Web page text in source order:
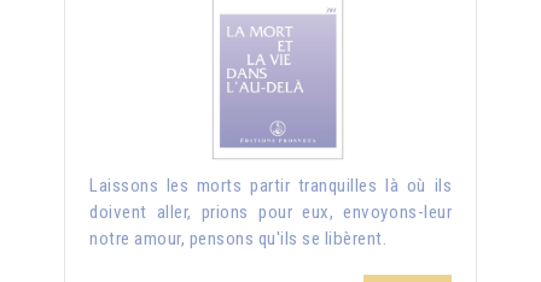
Laissons les morts partir tranquilles là où ils
doivent aller, prions pour eux, envoyons-leur
notre amour, pensons qu'ils se libèrent.